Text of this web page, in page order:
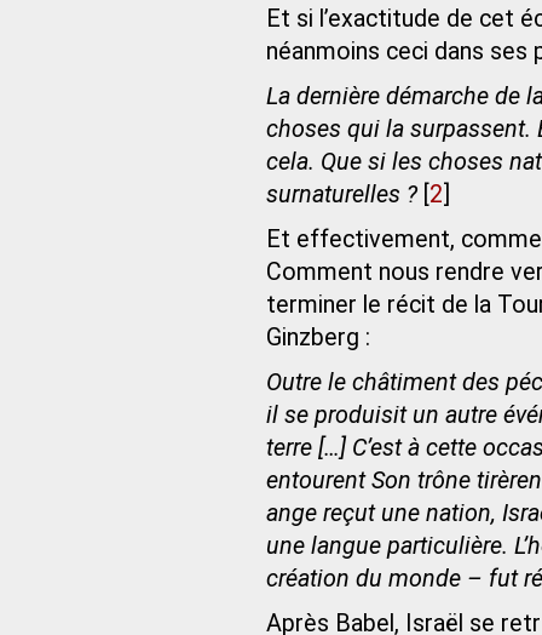
Et si l’exactitude de cet
néanmoins ceci dans ses
La dernière démarche de
choses qui la surpassent.
cela. Que si les choses
surnaturelles ? 2
Et effectivement,
Comment nous rendre
terminer le récit de la
Ginzberg :
Outre le châtiment des
il se produisit un autre
terre […] C’est à cette
entourent Son trône
ange reçut une nation,
une langue particulière.
création du monde – fut
Après Babel, Israël se